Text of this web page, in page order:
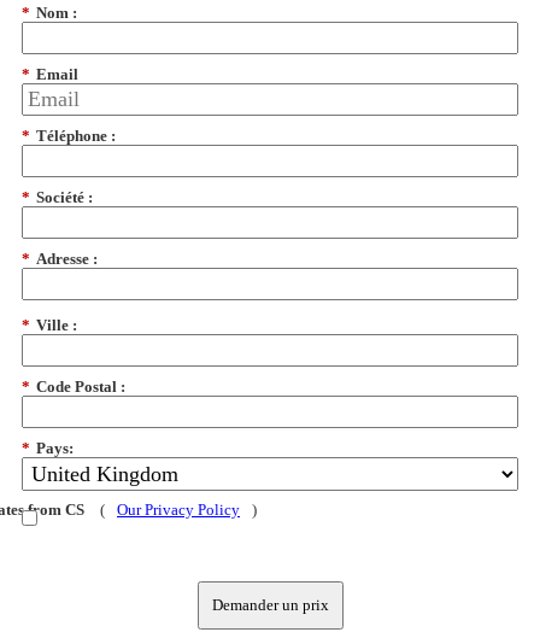
* Nom :
* Email
* Téléphone :
* Société :
* Adresse :
* Ville :
* Code Postal :
* Pays:
from CS ( Our Privacy Policy )
Demander un prix